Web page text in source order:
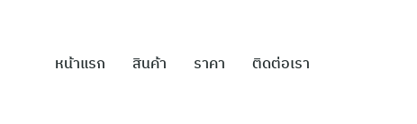
หน้าแรก สินค้า ราคา ติดต่อเรา